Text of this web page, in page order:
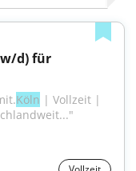
d) für
Köln | Vollzeit |